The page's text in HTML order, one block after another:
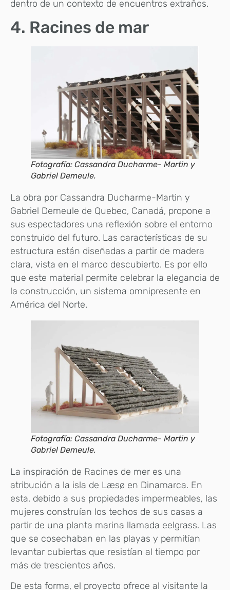
dentro de un contexto de encuentros extraños.
4. Racines de mar
Fotografía: Cassandra Ducharme- Martin y
Gabriel Demeule.
La obra por Cassandra Ducharme-Martin y
Gabriel Demeule de Quebec, Canadá, propone a
sus espectadores una reflexión sobre el entorno
construido del futuro. Las características de su
estructura están diseñadas a partir de madera
clara, vista en el marco descubierto. Es por ello
que este material permite celebrar la elegancia de
la construcción, un sistema omnipresente en
América del Norte.
Fotografía: Cassandra Ducharme- Martin y
Gabriel Demeule.
La inspiración de Racines de mer es una
atribución a la isla de Læsø en Dinamarca. En
esta, debido a sus propiedades impermeables, las
mujeres construían los techos de sus casas a
partir de una planta marina llamada eelgrass. Las
que se cosechaban en las playas y permitían
levantar cubiertas que resistían al tiempo por
más de trescientos años.
De esta forma, el proyecto ofrece al visitante la